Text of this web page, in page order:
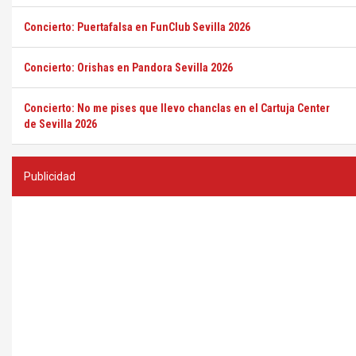
Concierto: Puertafalsa en FunClub Sevilla 2026
Concierto: Orishas en Pandora Sevilla 2026
Concierto: No me pises que llevo chanclas en el Cartuja Center
de Sevilla 2026
Publicidad